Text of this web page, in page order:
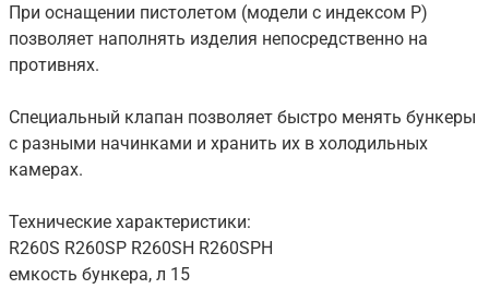
При оснащении пистолетом (модели с индексом P)
позволяет наполнять изделия непосредственно на
противнях.
Специальный клапан позволяет быстро менять бункеры
с разными начинками и хранить их в холодильных
камерах.
Технические характеристики:
R260S R260SP R260SH R260SPH
емкость бункера, л 15